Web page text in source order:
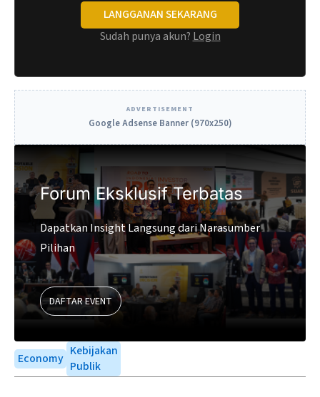
LANGGANAN SEKARANG
Sudah punya akun? Login
ADVERTISEMENT
Google Adsense Banner (970x250)
Forum Eksklusif Terbatas
Dapatkan Insight Langsung dari Narasumber
Pilihan
DAFTAR EVENT
Economy Kebijakan
Publik